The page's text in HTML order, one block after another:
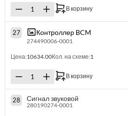
В корзину
27 Контроллер BCM
274490006-0001
Цена:10634.00Кол. на схеме:1
В корзину
28 Сигнал звуковой
280190274-0001